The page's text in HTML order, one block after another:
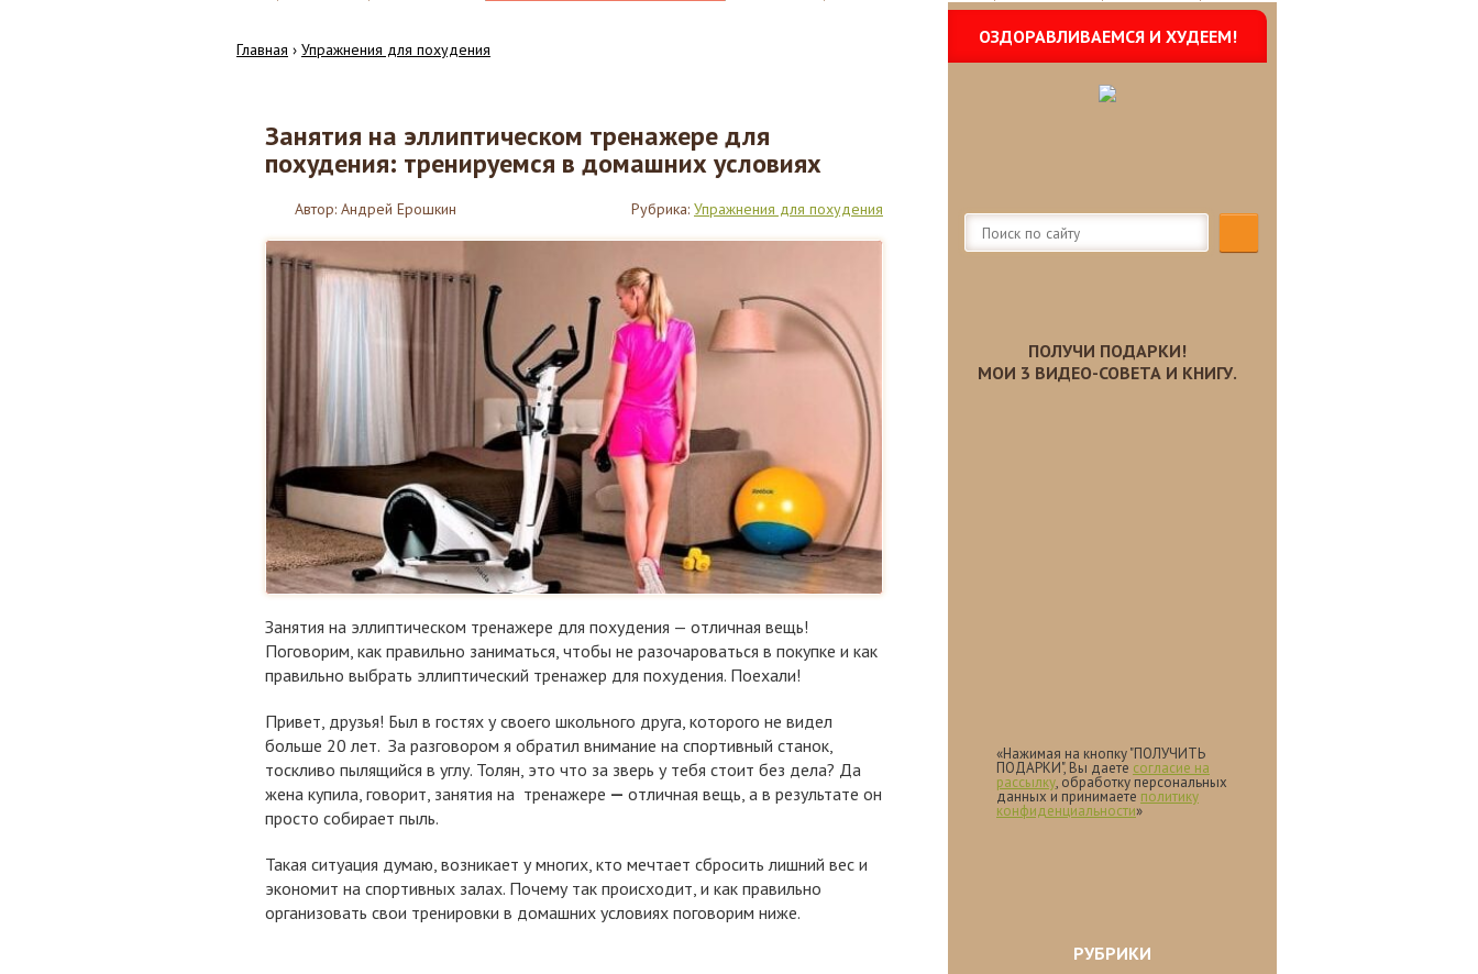
Главная › Упражнения для похудения
Занятия на эллиптическом тренажере для
похудения: тренируемся в домашних условиях
Автор: Андрей Ерошкин Рубрика: Упражнения для похудения
Занятия на эллиптическом тренажере для похудения — отличная вещь!
Поговорим, как правильно заниматься, чтобы не разочароваться в покупке и как
правильно выбрать эллиптический тренажер для похудения. Поехали!
Привет, друзья! Был в гостях у своего школьного друга, которого не видел
больше 20 лет. За разговором я обратил внимание на спортивный станок,
тоскливо пылящийся в углу. Толян, это что за зверь у тебя стоит без дела? Да
жена купила, говорит, занятия на тренажере — отличная вещь, а в результате он
просто собирает пыль.
Такая ситуация думаю, возникает у многих, кто мечтает сбросить лишний вес и
экономит на спортивных залах. Почему так происходит, и как правильно
организовать свои тренировки в домашних условиях поговорим ниже.
ОЗДОРАВЛИВАЕМСЯ И ХУДЕЕМ!
ПОЛУЧИ ПОДАРКИ!
МОИ 3 ВИДЕО-СОВЕТА И КНИГУ.
«Нажимая на кнопку "ПОЛУЧИТЬ
ПОДАРКИ", Вы даете согласие на
рассылку, обработку персональных
данных и принимаете политику
конфиденциальности»
РУБРИКИ